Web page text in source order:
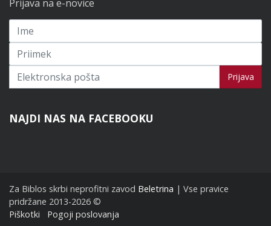
Prijava na e-novice
Prijavi se na novice Prijava
NAJDI NAS NA FACEBOOKU
Za Biblos skrbi neprofitni zavod Beletrina | Vse pravice
pridržane 2013-2026 ©
Piškotki
Pogoji poslovanja